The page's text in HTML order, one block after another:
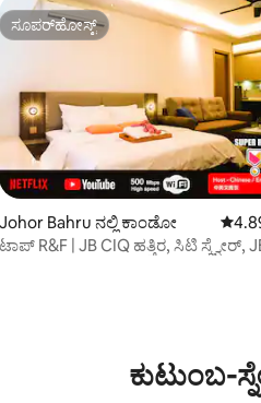
ರೇಟಿಂಗ್, 129 ವಿಮರ್ಶೆಗಳು
ಸೂಪರ್‌ಹೋಸ್ಟ್
ಸೂಪರ್‌ಹೋಸ್ಟ್
Johor Bahru ನಲ್ಲಿ ಕಾಂಡೋ 5
ಟಾಪ್ R&F | JB CIQ ಹತ್ತಿರ, ಸಿಟಿ ಸ್ಕ್ವೇರ್,
ಕುಟುಂಬ-